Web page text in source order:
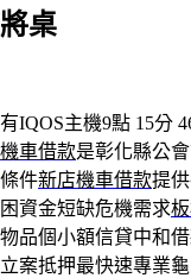
桌
IQOS主機9點 15分
車借款是彰化縣公
件新店機車借款提
資金短缺危機需求
品個小額信貸中和
案抵押最快速專業